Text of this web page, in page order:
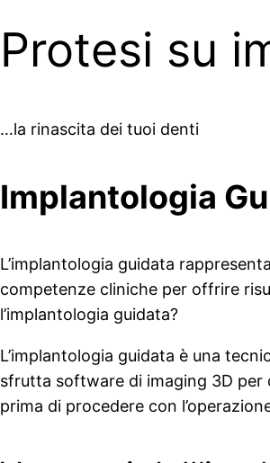
Protesi su
…la rinascita dei tuoi denti
Implantologia
L’implantologia guidata
competenze cliniche per offrire
l’implantologia guidata?
L’implantologia guidata è una
sfrutta software di imaging 3D per
prima di procedere con